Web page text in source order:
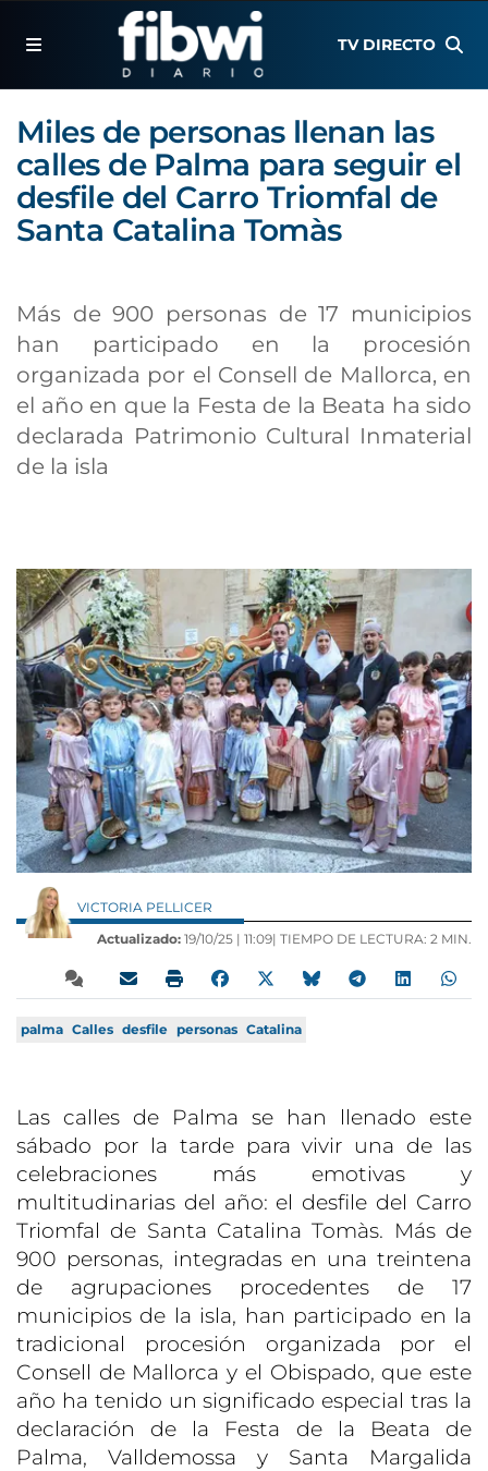
TV DIRECTO
Miles de personas llenan las
calles de Palma para seguir el
desfile del Carro Triomfal de
Santa Catalina Tomàs
Más de 900 personas de 17 municipios
han participado en la procesión
organizada por el Consell de Mallorca, en
el año en que la Festa de la Beata ha sido
declarada Patrimonio Cultural Inmaterial
de la isla
VICTORIA PELLICER
Actualizado: 19/10/25 | 11:09| TIEMPO DE LECTURA: 2 MIN.
palma Calles desfile personas Catalina
Las calles de Palma se han llenado este
sábado por la tarde para vivir una de las
celebraciones más emotivas y
multitudinarias del año: el desfile del Carro
Triomfal de Santa Catalina Tomàs. Más de
900 personas, integradas en una treintena
de agrupaciones procedentes de 17
municipios de la isla, han participado en la
tradicional procesión organizada por el
Consell de Mallorca y el Obispado, que este
año ha tenido un significado especial tras la
declaración de la Festa de la Beata de
Palma, Valldemossa y Santa Margalida